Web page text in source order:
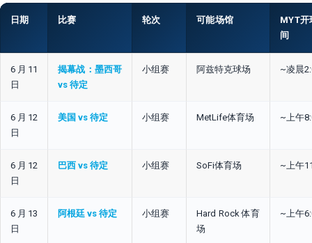
日期 比赛 轮次 可能场馆
MYT开
间
6月11
日
揭幕战：墨西哥
vs 待定
小组赛 阿兹特克球场 ~凌晨
6月12
日
美国 vs 待定 小组赛 MetLife体育场 ~上午
6月12
日
巴西 vs 待定 小组赛 SoFi体育场 ~上午
6月13
日
阿根廷 vs 待定 小组赛
Hard Rock体育
场
~上午